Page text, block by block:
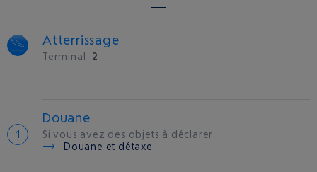
Atterrissage
Terminal 2
Douane
Si vous avez des objets à déclarer
Douane et détaxe